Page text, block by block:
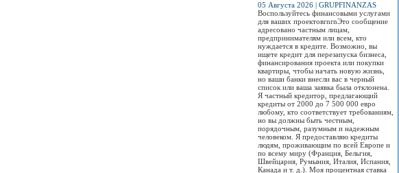
05 Августа 2026 | GRUPFINANZAS
Воспользуйтесь финансовыми услугами
для ваших проектовrnrnЭто сообщение
адресовано частным лицам,
предпринимателям или всем, кто
нуждается в кредите. Возможно, вы
ищете кредит для перезапуска бизнеса,
финансирования проекта или покупки
квартиры, чтобы начать новую жизнь,
но ваши банки внесли вас в черный
список или ваша заявка была отклонена.
Я частный кредитор, предлагающий
кредиты от 2000 до 7 500 000 евро
любому, кто соответствует требованиям,
но вы должны быть честным,
порядочным, разумным и надежным
человеком. Я предоставляю кредиты
людям, проживающим по всей Европе и
по всему миру (Франция, Бельгия,
Швейцария, Румыния, Италия, Испания,
Канада и т. д.). Моя процентная ставка